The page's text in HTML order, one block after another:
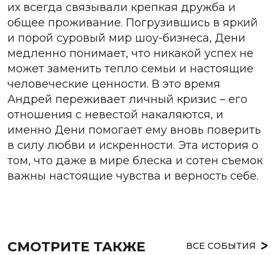
их всегда связывали крепкая дружба и
общее проживание. Погрузившись в яркий
и порой суровый мир шоу-бизнеса, Дени
медленно понимает, что никакой успех не
может заменить тепло семьи и настоящие
человеческие ценности. В это время
Андрей переживает личный кризис – его
отношения с невестой накаляются, и
именно Дени помогает ему вновь поверить
в силу любви и искренности. Эта история о
том, что даже в мире блеска и сотен съемок
важны настоящие чувства и верность себе.
СМОТРИТЕ ТАКЖЕ ВСЕ СОБЫТИЯ